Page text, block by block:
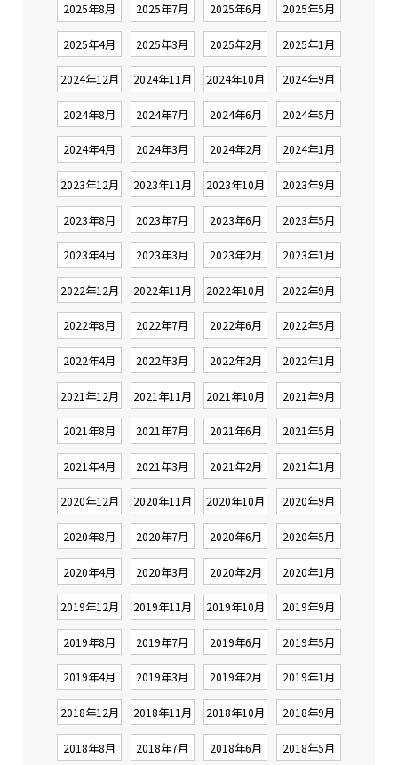
2025年8月 2025年7月 2025年6月 2025年5月
2025年4月 2025年3月 2025年2月 2025年1月
2024年12月 2024年11月 2024年10月 2024年9月
2024年8月 2024年7月 2024年6月 2024年5月
2024年4月 2024年3月 2024年2月 2024年1月
2023年12月 2023年11月 2023年10月 2023年9月
2023年8月 2023年7月 2023年6月 2023年5月
2023年4月 2023年3月 2023年2月 2023年1月
2022年12月 2022年11月 2022年10月 2022年9月
2022年8月 2022年7月 2022年6月 2022年5月
2022年4月 2022年3月 2022年2月 2022年1月
2021年12月 2021年11月 2021年10月 2021年9月
2021年8月 2021年7月 2021年6月 2021年5月
2021年4月 2021年3月 2021年2月 2021年1月
2020年12月 2020年11月 2020年10月 2020年9月
2020年8月 2020年7月 2020年6月 2020年5月
2020年4月 2020年3月 2020年2月 2020年1月
2019年12月 2019年11月 2019年10月 2019年9月
2019年8月 2019年7月 2019年6月 2019年5月
2019年4月 2019年3月 2019年2月 2019年1月
2018年12月 2018年11月 2018年10月 2018年9月
2018年8月 2018年7月 2018年6月 2018年5月